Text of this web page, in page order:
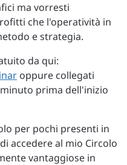
ma vorresti
che l'operatività in
e strategia.
da qui:
oppure collegati
prima dell'inizio
per pochi presenti in
accedere al mio Circolo
vantaggiose in